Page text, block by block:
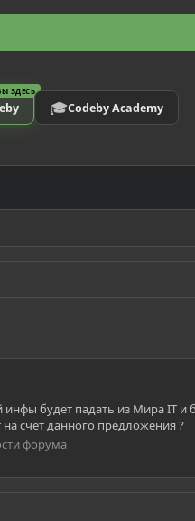
ЗДЕСЬ
🎓Codeby Academy
будет падать из Мира IT и
счет данного предложения ?
форума